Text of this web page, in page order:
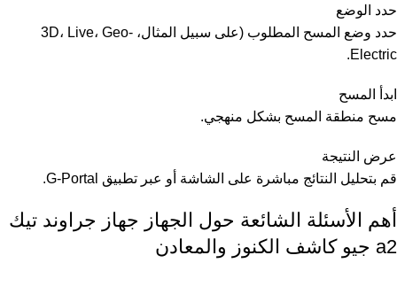
حدد الوضع
حدد وضع المسح المطلوب (على سبيل المثال، 3D، Live، Geo-
Electric.
ابدأ المسح
مسح منطقة المسح بشكل منهجي.
عرض النتيجة
قم بتحليل النتائج مباشرة على الشاشة أو عبر تطبيق G-Portal.
أهم الأسئلة الشائعة حول الجهاز جهاز جراوند تيك
a2 جيو كاشف الكنوز والمعادن